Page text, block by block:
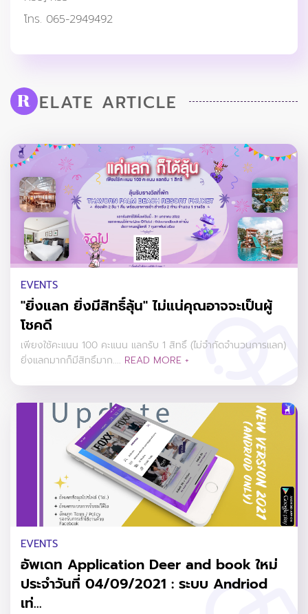
โทร. 065-2949492
R ELATE ARTICLE
EVENTS
"ยิ่งแลก ยิ่งมีสิทธิ์ลุ้น" ไม่แน่คุณอาจจะเป็นผู้
โชคดี
เพียงใช้คะแนน 100 คะแนน แลกรับ 1 สิทธิ์ (ไม่จำกัดจำนวนการแลก)
ยิ่งแลกมากก็มีสิทธิ์มาก.... READ MORE +
EVENTS
อัพเดท Application Deer and book ใหม่
ประจำวันที่ 04/09/2021 : ระบบ Andriod
เท่...